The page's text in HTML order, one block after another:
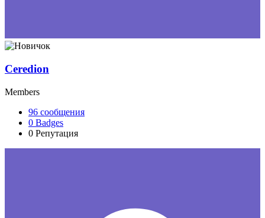
Ceredion
Members
96 сообщения
0 Badges
0 Репутация